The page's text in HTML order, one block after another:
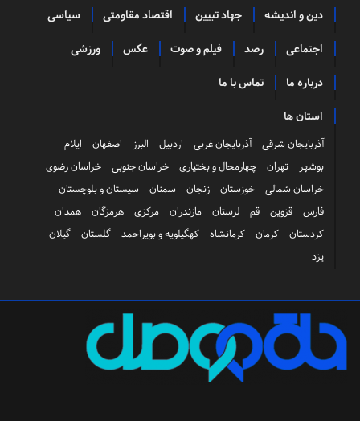
دین و اندیشه جهاد تبیین اقتصاد مقاومتی سیاسی
اجتماعی رصد فیلم و صوت عکس ورزشی
درباره ما تماس با ما
استان ها
آذربایجان شرقی آذربایجان غربی اردبیل البرز اصفهان
ایلام
بوشهر
تهران چهارمحال و بختیاری خراسان جنوبی
خراسان رضوی
خراسان شمالی
خوزستان زنجان سمنان
سیستان و بلوچستان
فارس
قزوین قم لرستان مازندران مرکزی هرمزگان
همدان
کردستان
کرمان کرمانشاه کهگیلویه و بویراحمد گلستان
گیلان
یزد